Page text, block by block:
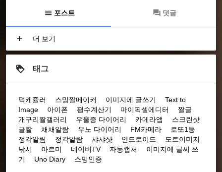
포스트 댓글
더 보기
태그
덕케쥴러 스밍짤메이커 이미지에 글쓰기
Text to
Image
아이폰 평수계산기 마이픽셀에디터
짤글
개구리짤갤러리
우울증 다이어리 카메라앱
스크린샷
글짤
채채알람 우노 다이어리 FM카메라
로또1등
정각알림
정각알람 샤샤샷 안드로이드
도트이미지
낚시
아르미 네이버TV 자동캡처
이미지에 글씨 쓰
기
Uno Diary 스밍인증